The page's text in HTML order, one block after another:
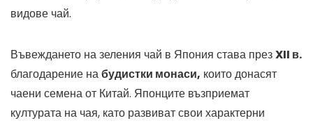
видове чай.
Въвеждането на зеления чай в Япония става презXII в.
благодарение набудистки монаси, които донасят
чаени семена от Китай. Японците възприемат
културата на чая, като развиват свои характерни